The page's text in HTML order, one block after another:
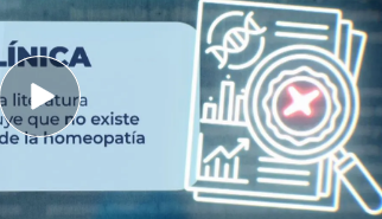
Programas
First Dates
En boca de todos